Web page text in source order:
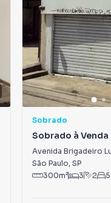
Sobrado
Sobrado à
Avenida Brigadeiro
São Paulo, SP
300m² 3 2 5